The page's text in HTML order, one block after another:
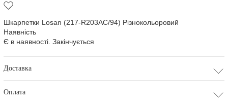
Шкарпетки Losan (217-R203AC/94) Різнокольоровий
Наявність
Є в наявності. Закінчується
Доставка
Оплата